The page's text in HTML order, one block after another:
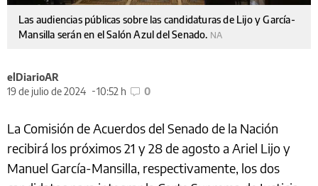
Las audiencias públicas sobre las candidaturas de Lijo y García-
Mansilla serán en el Salón Azul del Senado. NA
elDiarioAR
19 de julio de 2024
10:52 h 0
La Comisión de Acuerdos del Senado de la Nación
recibirá los próximos 21 y 28 de agosto a Ariel Lijo y
Manuel García-Mansilla, respectivamente, los dos